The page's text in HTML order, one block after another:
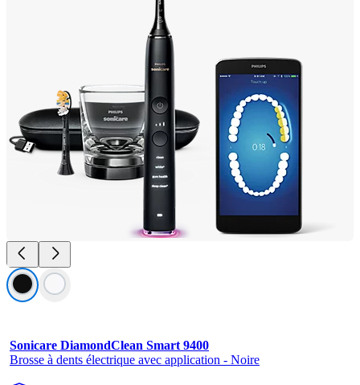
Sonicare DiamondClean Smart 9400
Brosse à dents électrique avec application - Noire